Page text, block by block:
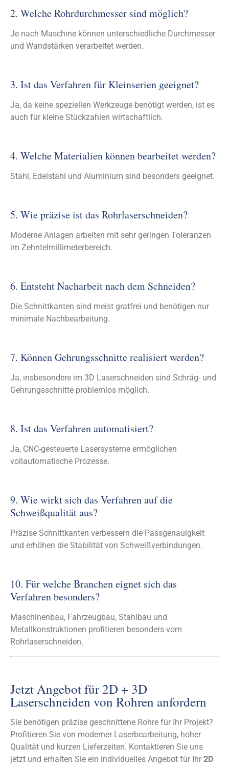
2. Welche Rohrdurchmesser sind möglich?
Je nach Maschine können unterschiedliche Durchmesser
und Wandstärken verarbeitet werden.
3. Ist das Verfahren für Kleinserien geeignet?
Ja, da keine speziellen Werkzeuge benötigt werden, ist es
auch für kleine Stückzahlen wirtschaftlich.
4. Welche Materialien können bearbeitet werden?
Stahl, Edelstahl und Aluminium sind besonders geeignet.
5. Wie präzise ist das Rohrlaserschneiden?
Moderne Anlagen arbeiten mit sehr geringen Toleranzen
im Zehntelmillimeterbereich.
6. Entsteht Nacharbeit nach dem Schneiden?
Die Schnittkanten sind meist gratfrei und benötigen nur
minimale Nachbearbeitung.
7. Können Gehrungsschnitte realisiert werden?
Ja, insbesondere im 3D Laserschneiden sind Schräg- und
Gehrungsschnitte problemlos möglich.
8. Ist das Verfahren automatisiert?
Ja, CNC-gesteuerte Lasersysteme ermöglichen
vollautomatische Prozesse.
9. Wie wirkt sich das Verfahren auf die
Schweißqualität aus?
Präzise Schnittkanten verbessern die Passgenauigkeit
und erhöhen die Stabilität von Schweißverbindungen.
10. Für welche Branchen eignet sich das
Verfahren besonders?
Maschinenbau, Fahrzeugbau, Stahlbau und
Metallkonstruktionen profitieren besonders vom
Rohrlaserschneiden.
Jetzt Angebot für 2D + 3D
Laserschneiden von Rohren anfordern
Sie benötigen präzise geschnittene Rohre für Ihr Projekt?
Profitieren Sie von moderner Laserbearbeitung, hoher
Qualität und kurzen Lieferzeiten. Kontaktieren Sie uns
jetzt und erhalten Sie ein individuelles Angebot für Ihr 2D